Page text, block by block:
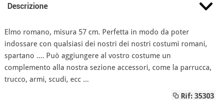
Descrizione
Elmo romano, misura 57 cm. Perfetta in modo da poter
indossare con qualsiasi dei nostri dei nostri costumi romani,
spartano .... Può aggiungere al vostro costume un
complemento alla nostra sezione accessori, come la parrucca,
trucco, armi, scudi, ecc ...
Rif: 35303